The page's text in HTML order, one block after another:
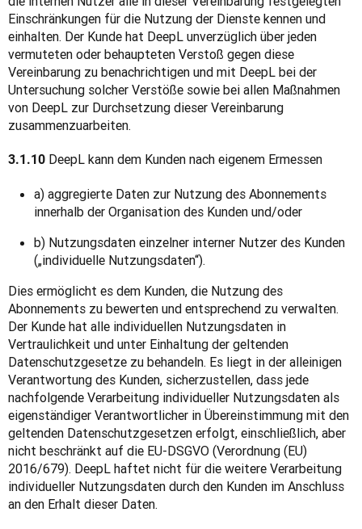
Einschränkungen für die Nutzung der Dienste kennen und
einhalten. Der Kunde hat DeepL unverzüglich über jeden
vermuteten oder behaupteten Verstoß gegen diese
Vereinbarung zu benachrichtigen und mit DeepL bei der
Untersuchung solcher Verstöße sowie bei allen Maßnahmen
von DeepL zur Durchsetzung dieser Vereinbarung
zusammenzuarbeiten.
3.1.10 DeepL kann dem Kunden nach eigenem Ermessen
a) aggregierte Daten zur Nutzung des Abonnements
innerhalb der Organisation des Kunden und/oder
b) Nutzungsdaten einzelner interner Nutzer des Kunden
(„individuelle Nutzungsdaten“).
Dies ermöglicht es dem Kunden, die Nutzung des
Abonnements zu bewerten und entsprechend zu verwalten.
Der Kunde hat alle individuellen Nutzungsdaten in
Vertraulichkeit und unter Einhaltung der geltenden
Datenschutzgesetze zu behandeln. Es liegt in der alleinigen
Verantwortung des Kunden, sicherzustellen, dass jede
nachfolgende Verarbeitung individueller Nutzungsdaten als
eigenständiger Verantwortlicher in Übereinstimmung mit den
geltenden Datenschutzgesetzen erfolgt, einschließlich, aber
nicht beschränkt auf die EU-DSGVO (Verordnung (EU)
2016/679). DeepL haftet nicht für die weitere Verarbeitung
individueller Nutzungsdaten durch den Kunden im Anschluss
an den Erhalt dieser Daten.